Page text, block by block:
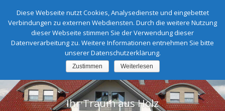
Ihr Traum aus Holz
Diese Webseite nutzt Cookies, Analysedienste und eingebettet
Verbindungen zu externen Webdiensten. Durch die weitere Nutzung
dieser Webseite stimmen Sie der Verwendung dieser
Datenverarbeitung zu. Weitere Informationen entnehmen Sie bitte
unserer Datenschutzerklärung.
Zustimmen Weiterlesen